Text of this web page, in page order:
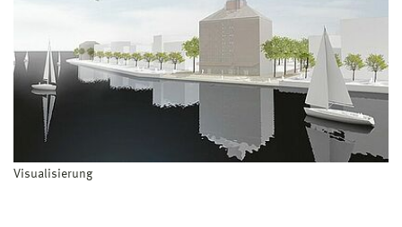
Visualisierung